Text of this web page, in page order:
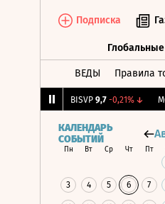
Подписка
ВЕДЫ Правила
BISVP 9,7 -0,21%↓
КАЛЕНДАРЬ
СОБЫТИЙ
Пн Вт Ср Чт Пт
3 4 5 6 7